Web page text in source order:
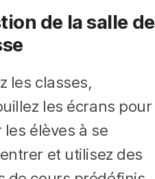
de la salle de
les classes,
les écrans pour
les élèves à se
et utilisez des